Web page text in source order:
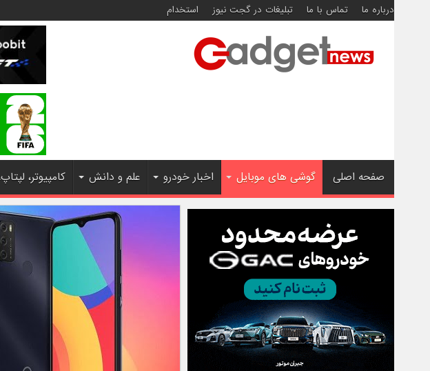
درباره ما تماس با ما تبلیغات در گجت نیوز استخدام
صفحه اصلی گوشی های موبایل اخبار خودرو علم و دانش کامپیوتر،